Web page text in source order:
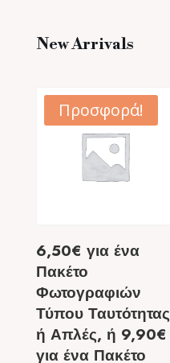
New Arrivals
Προσφορά!
6,50€ για ένα
Πακέτο
Φωτογραφιών
Τύπου Ταυτότητας
ή Απλές, ή 9,90€
για ένα Πακέτο